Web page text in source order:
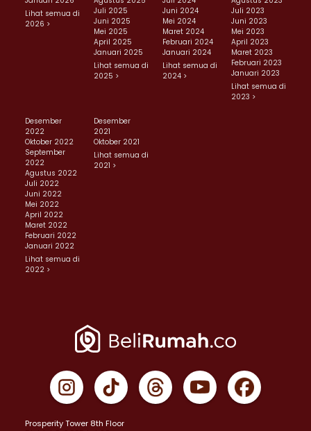
Lihat semua di
2026 >
Juli 2025
Juni 2025
Mei 2025
April 2025
Januari 2025
Lihat semua di
2025 >
Juni 2024
Mei 2024
Maret 2024
Februari 2024
Januari 2024
Lihat semua di
2024 >
Juli 2023
Juni 2023
Mei 2023
April 2023
Maret 2023
Februari 2023
Januari 2023
Lihat semua di
2023 >
Desember
2022
Oktober 2022
September
2022
Agustus 2022
Juli 2022
Juni 2022
Mei 2022
April 2022
Maret 2022
Februari 2022
Januari 2022
Lihat semua di
2022 >
Desember
2021
Oktober 2021
Lihat semua di
2021 >
Prosperity Tower 8th Floor